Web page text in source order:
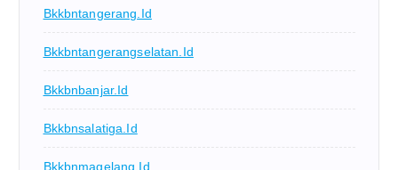
Bkkbntangerang.id
Bkkbntangerangselatan.id
Bkkbnbanjar.id
Bkkbnsalatiga.id
Bkkbnmagelang.id